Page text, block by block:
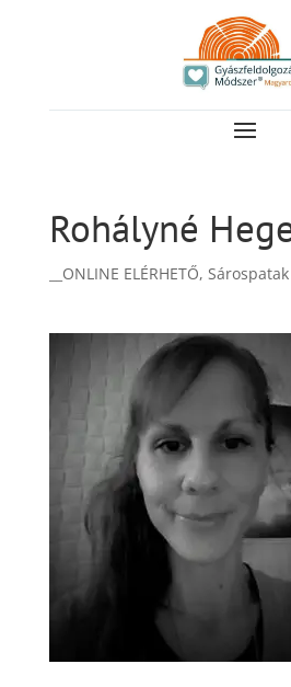
Rohályné
__ONLINE ELÉRHETŐ, Sárospatak